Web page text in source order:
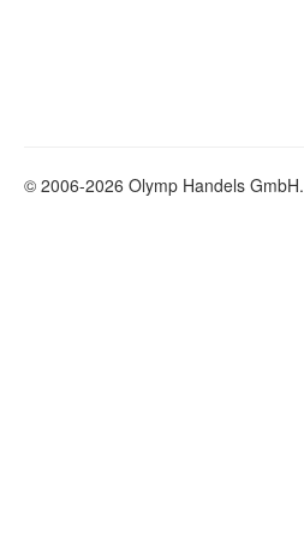
© 2006-2026 Olymp Handels GmbH.